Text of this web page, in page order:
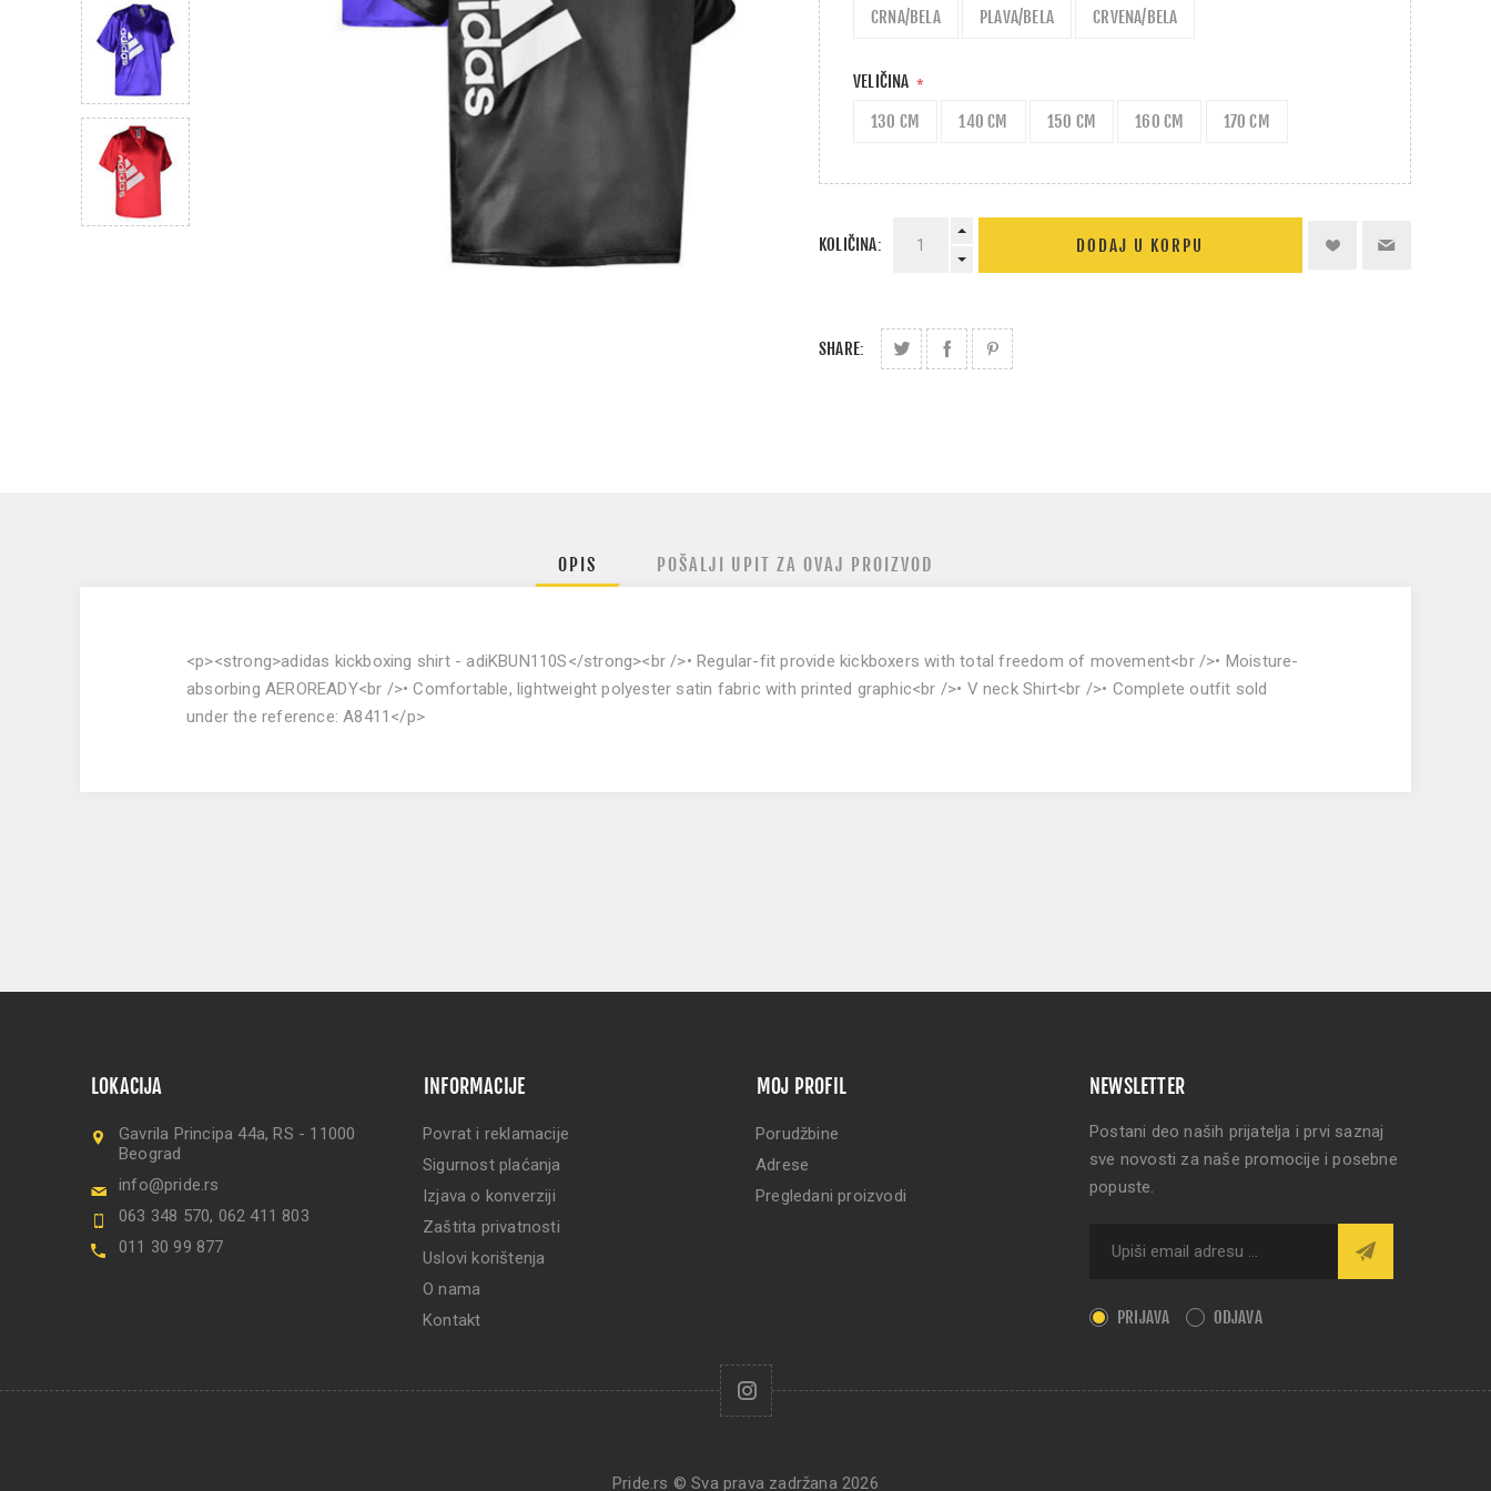
CRNA/BELA PLAVA/BELA CRVENA/BELA
VELIČINA *
130 CM 140 CM 150 CM 160 CM 170 CM
KOLIČINA:
SHARE:
OPIS POŠALJI UPIT ZA OVAJ PROIZVOD
<p><strong>adidas kickboxing shirt - adiKBUN110S</strong><br />• Regular-fit provide kickboxers with total freedom of movement<br />• Moisture-
absorbing AEROREADY<br />• Comfortable, lightweight polyester satin fabric with printed graphic<br />• V neck Shirt<br />• Complete outfit sold
under the reference: A8411</p>
LOKACIJA
Gavrila Principa 44a, RS - 11000
Beograd
info@pride.rs
063 348 570, 062 411 803
011 30 99 877
INFORMACIJE
Povrat i reklamacije
Sigurnost plaćanja
Izjava o konverziji
Zaštita privatnosti
Uslovi korištenja
O nama
Kontakt
MOJ PROFIL
Porudžbine
Adrese
Pregledani proizvodi
NEWSLETTER
Postani deo naših prijatelja i prvi saznaj
sve novosti za naše promocije i posebne
popuste.
PRIJAVA ODJAVA
Pride.rs © Sva prava zadržana 2026